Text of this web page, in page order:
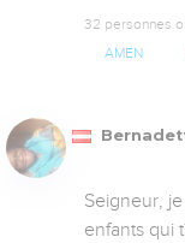
32 personnes
AMEN
Seigneur,
enfants qui